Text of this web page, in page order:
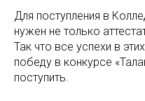
Для поступления в
нужен не только
Так что все успехи в
победу в конкурсе
поступить.